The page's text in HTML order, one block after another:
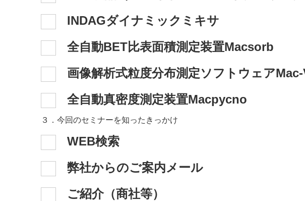
INDAGダイナミックミキサ
全自動BET比表面積測定装置Macsorb
画像解析式粒度分布測定ソフトウェア
全自動真密度測定装置Macpycno
３．今回のセミナーを知ったきっかけ
WEB検索
弊社からのご案内メール
ご紹介（商社等）